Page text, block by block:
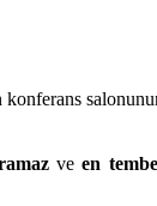
konferans
veen